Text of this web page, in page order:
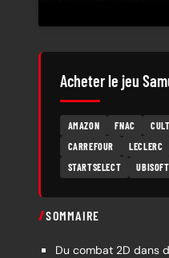
Acheter le jeu
AMAZON FNAC
CARREFOUR
LECLERC
STARTSELECT
UBISOFT
SOMMAIRE
Du combat 2D dans